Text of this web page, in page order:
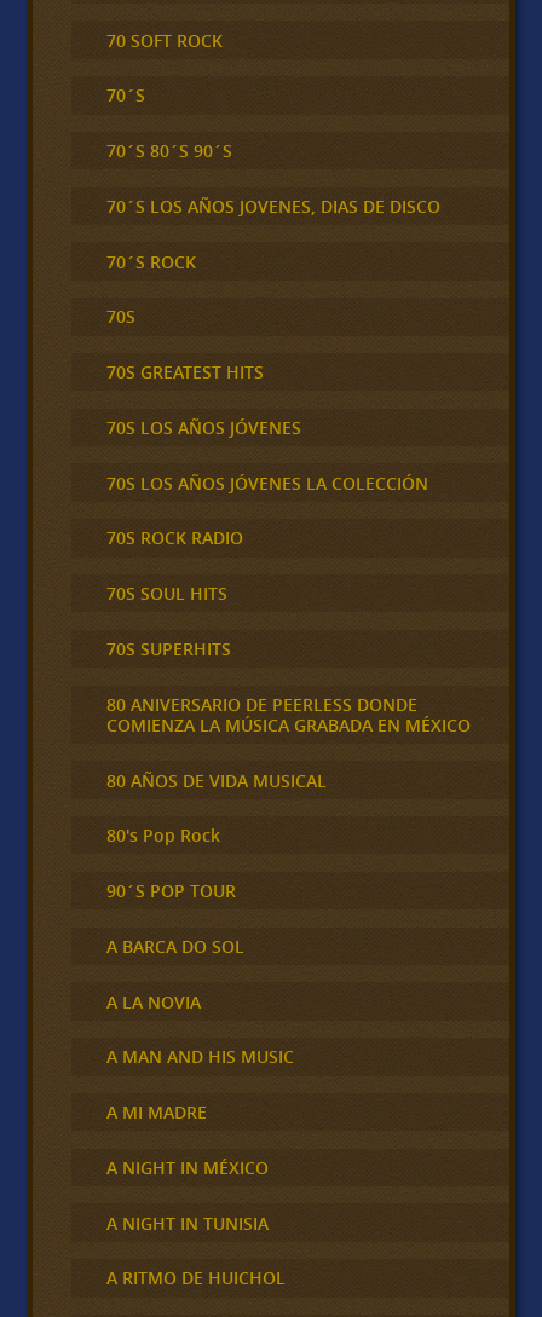
70 SOFT ROCK
70´S
70´S 80´S 90´S
70´S LOS AÑOS JOVENES, DIAS DE DISCO
70´S ROCK
70S
70S GREATEST HITS
70S LOS AÑOS JÓVENES
70S LOS AÑOS JÓVENES LA COLECCIÓN
70S ROCK RADIO
70S SOUL HITS
70S SUPERHITS
80 ANIVERSARIO DE PEERLESS DONDE
COMIENZA LA MÚSICA GRABADA EN MÉXICO
80 AÑOS DE VIDA MUSICAL
80's Pop Rock
90´S POP TOUR
A BARCA DO SOL
A LA NOVIA
A MAN AND HIS MUSIC
A MI MADRE
A NIGHT IN MÉXICO
A NIGHT IN TUNISIA
A RITMO DE HUICHOL